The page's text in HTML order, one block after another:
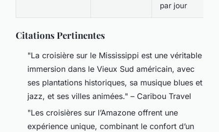
par jour
Citations Pertinentes
"La croisière sur le Mississippi est une véritable
immersion dans le Vieux Sud américain, avec
ses plantations historiques, sa musique blues et
jazz, et ses villes animées." – Caribou Travel
"Les croisières sur l’Amazone offrent une
expérience unique, combinant le confort d’un